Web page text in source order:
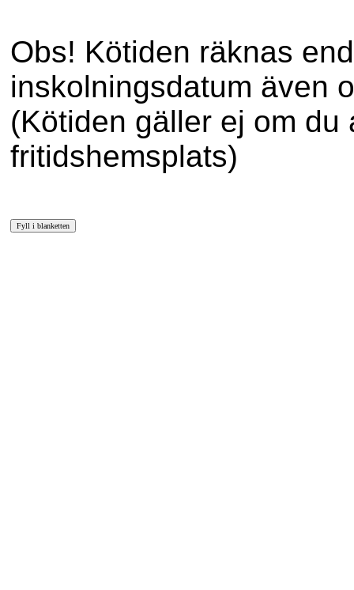
Obs! Kötiden räknas
inskolningsdatum även
(Kötiden gäller ej om du
fritidshemsplats)